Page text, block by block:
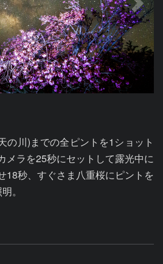
の川)までの全ピントを1ショット
メラを25秒にセットして露光中に
18秒、すぐさま八重桜にピントを
。